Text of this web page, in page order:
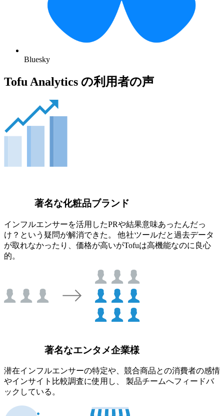
Bluesky
Tofu Analytics の利用者の声
著名な化粧品ブランド
インフルエンサーを活用したPRや結果意味あったんだっ
け？という疑問が解消できた。 他社ツールだと過去データ
が取れなかったり、価格が高いがTofuは高機能なのに良心
的。
著名なエンタメ企業様
潜在インフルエンサーの特定や、競合商品との消費者の感情
やインサイト比較調査に使用し、 製品チームへフィードバ
ックしている。